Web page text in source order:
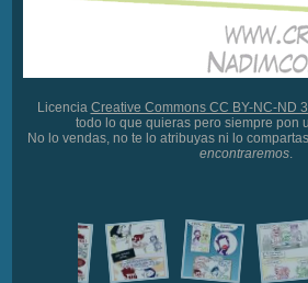
Licencia Creative Commons CC BY-NC-ND
todo lo que quieras pero siempre pon
No lo vendas, no te lo atribuyas ni lo
encontraremos.